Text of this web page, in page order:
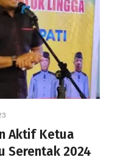
Aktif Ketua
Serentak 2024